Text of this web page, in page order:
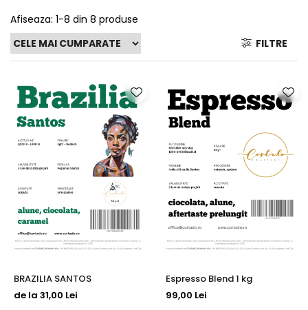
Afiseaza: 1-8 din 8 produse
FILTRE
BRAZILIA SANTOS
de la 31,00 Lei
Espresso Blend 1 kg
99,00 Lei